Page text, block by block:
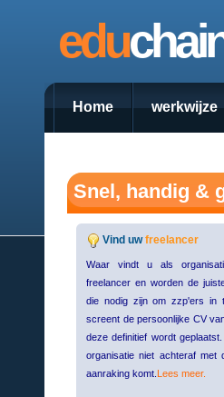
edu
Home werkwijze
Snel, handig &
Vind uwfreelancer
Waar vindt u als
freelancer en worden de
die nodig zijn om zzp'ers in
screent de persoonlijke CV
deze definitief wordt
organisatie niet achteraf met
aanraking komt. Lees meer.